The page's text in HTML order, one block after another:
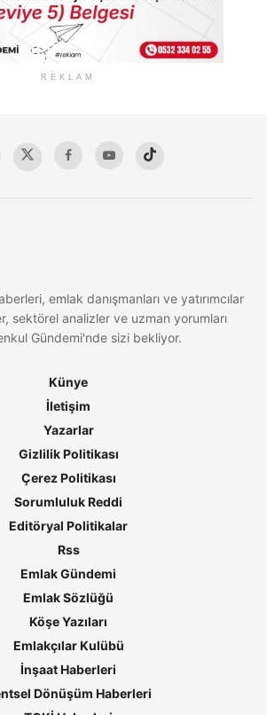
REKLAM
emlak danışmanları ve yatırımcılar
sektörel analizler ve uzman yorumları
Gündemi'nde sizi bekliyor.
Künye
İletişim
Yazarlar
Gizlilik Politikası
Çerez Politikası
Sorumluluk Reddi
Editöryal Politikalar
Rss
Emlak Gündemi
Emlak Sözlüğü
Köşe Yazıları
Emlakçılar Kulübü
İnşaat Haberleri
Dönüşüm Haberleri